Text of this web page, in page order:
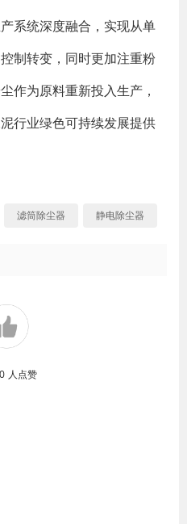
系统深度融合，实现从单
制转变，同时更加注重粉
作为原料重新投入生产，
行业绿色可持续发展提供
滤筒除尘器 静电除尘器
0 人点赞